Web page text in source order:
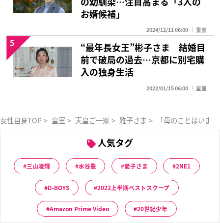
お婿候補」
2024/12/11 06:00 皇室
“最年長女王”彬子さま 結婚目
前で破局の過去…京都に別宅購
入の独身生活
2022/01/15 06:00 皇室
5
女性自身TOP > 皇室 > 天皇ご一家 > 雅子さま > 「母のことはいま
人気タグ
三山凌輝 水谷豊 愛子さま 2NE1
D-BOYS 2022上半期ベストスクープ
Amazon Prime Video 20世紀少年